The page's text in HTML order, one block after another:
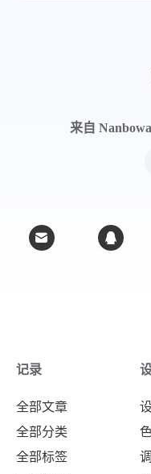
来自
记录
全部文章
全部分类
全部标签